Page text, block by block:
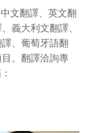
文翻譯、英文翻
義大利文翻譯、
、葡萄牙語翻
。翻譯洽詢專